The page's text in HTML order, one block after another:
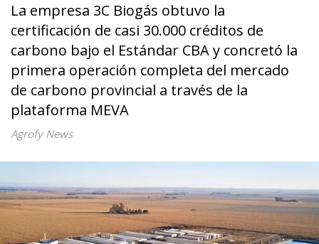
La empresa 3C Biogás obtuvo la
certificación de casi 30.000 créditos de
carbono bajo el Estándar CBA y concretó la
primera operación completa del mercado
de carbono provincial a través de la
plataforma MEVA
Agrofy News